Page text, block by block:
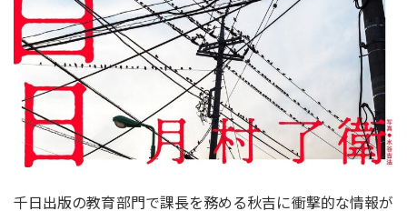
千日出版の教育部門で課長を務める秋吉に衝撃的な情報が